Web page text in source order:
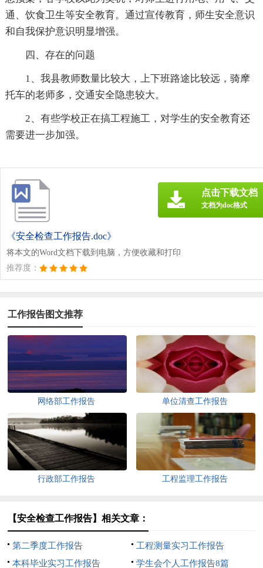
通、饮食卫生等安全教育。通过宣传教育，师生安全意识
和自我保护意识明显增强。
四、存在的问题
1、我县教师数量比较大，上下班路途比较远，骑摩
托车的老师多，交通安全隐患较大。
2、有些学校正在搞工程施工，对学生的安全教育还
需要进一步加强。
《安全检查工作报告.doc》
将本文的Word文档下载到电脑，方便收藏和打印
推荐度：
点击下载文档
文档为doc格式
工作报告图文推荐
网络部工作报告 单位清查工作报告
行政部工作报告 工程监理工作报告
【安全检查工作报告】相关文章：
第二季度工作报告
工程测量实习工作报告
本科毕业实习工作报告
学生会个人工作报告8篇